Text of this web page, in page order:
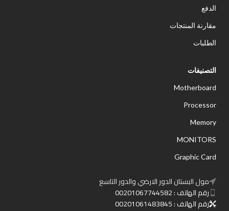
الدفع
مقارنة المنتجات
الطلبات
التصنيفات
Motherboard
Processor
Memory
MONITORS
Graphic Card
مول البستان الدور الارضي والدور التاسع
رقم الهاتف : 00201067744582
رقم الهاتف : 00201061483845